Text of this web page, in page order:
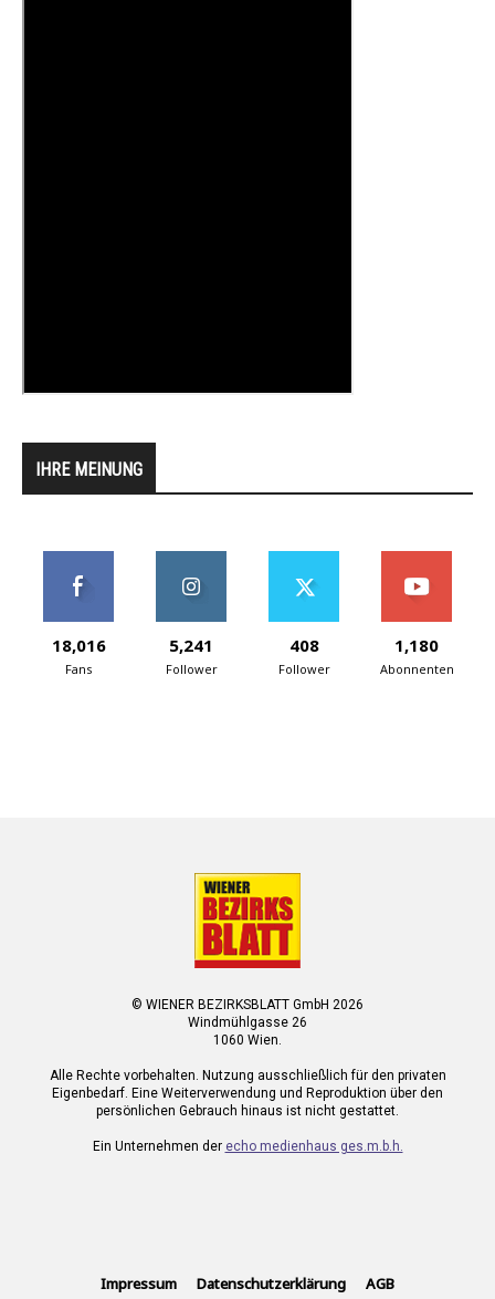
IHRE MEINUNG
18,016
Fans
5,241
Follower
408
Follower
1,180
Abonnenten
© WIENER BEZIRKSBLATT GmbH 2026
Windmühlgasse 26
1060 Wien.
Alle Rechte vorbehalten. Nutzung ausschließlich für den privaten
Eigenbedarf. Eine Weiterverwendung und Reproduktion über den
persönlichen Gebrauch hinaus ist nicht gestattet.
Ein Unternehmen der echo medienhaus ges.m.b.h.
Impressum Datenschutzerklärung AGB